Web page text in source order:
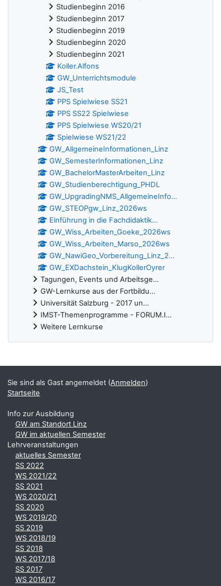
Studienbeginn 2016
Studienbeginn 2017
Studienbeginn 2019
Studienbeginn 2020
Studienbeginn 2021
Koller.Alfons
GW_Unterrichtsmodule
JS_Test
PPS Spielwiese SS21
PPS SS22 Spielwiese
PPS Spielwiese WS20/21
Spielwiese WS21/22
GW_AllgemeineInformationen_Linz
GW_SemesterInformationen_Linz
GW_BachelorMasterArbeiten_Linz
GW_Studienberechtigung_PHDL
GW_UpgradingNMS_AllgemeineInfo...
GW_STEOPgw_Linz_2026ws
Einführung in die Fachdidaktik...
GW_Wiss_Arbeiten_Goeke_2026ws
GW_Wiss_Arbeiten_Marso_2026ws
GW_NawiGeo_Vorbereitung_Linz_2...
GW_EXDachstein_KlugKollerOyrer
Tagungen, Events und Arbeitsge...
GW-Lernkurse aus der Fortbildu...
Universität Salzburg - 2017 un...
IMST-Themenprogramme - FORUM.I...
Weitere Lernkurse
Ergänzungsblöcke
Sie sind als Gast angemeldet (Anmelden)
Startseite
Info zur Ausbildung
GW am Standort Linz
GW im aktuellen Semester
Lehrveranstaltungen
aktuelles Semester
SS 2022
WS 2021/22
SS 2021
WS 2020/21
SS 2020
WS 2019/20
SS 2019
WS 2018/19
SS 2018
WS 2017/18
SS 2017
WS 2016/17